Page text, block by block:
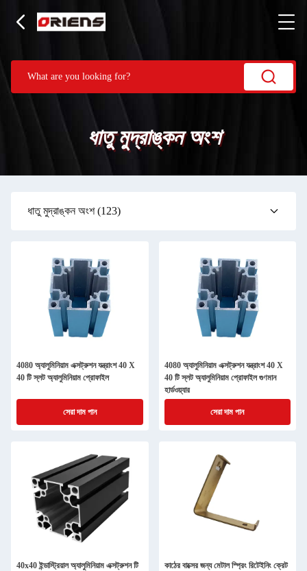
ধাতু মুদ্রাঙ্কন অংশ
ধাতু মুদ্রাঙ্কন অংশ(123)
4080 অ্যালুমিনিয়াম এক্সট্রুশন যন্ত্রাংশ 40 X
40 টি স্লট অ্যালুমিনিয়াম প্রোফাইল
সেরা দাম পান
4080 অ্যালুমিনিয়াম এক্সট্রুশন যন্ত্রাংশ 40 X
40 টি স্লট অ্যালুমিনিয়াম প্রোফাইল গুণমান
হার্ডওয়্যার
সেরা দাম পান
40x40 ইন্ডাস্ট্রিয়াল অ্যালুমিনিয়াম এক্সট্রুশন টি
কাঠের বাক্সের জন্য মেটাল স্প্রিং রিটেইনিং ক্রেট